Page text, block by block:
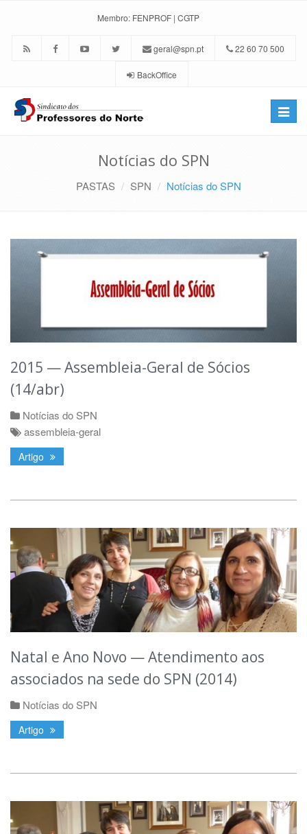
Membro: FENPROF | CGTP
geral@spn.pt 22 60 70 500
BackOffice
Toggle
Notícias do SPN
PASTAS SPN Notícias do SPN
2015 — Assembleia-Geral de Sócios
(14/abr)
Notícias do SPN
assembleia-geral
Artigo
Natal e Ano Novo — Atendimento aos
associados na sede do SPN (2014)
Notícias do SPN
Artigo